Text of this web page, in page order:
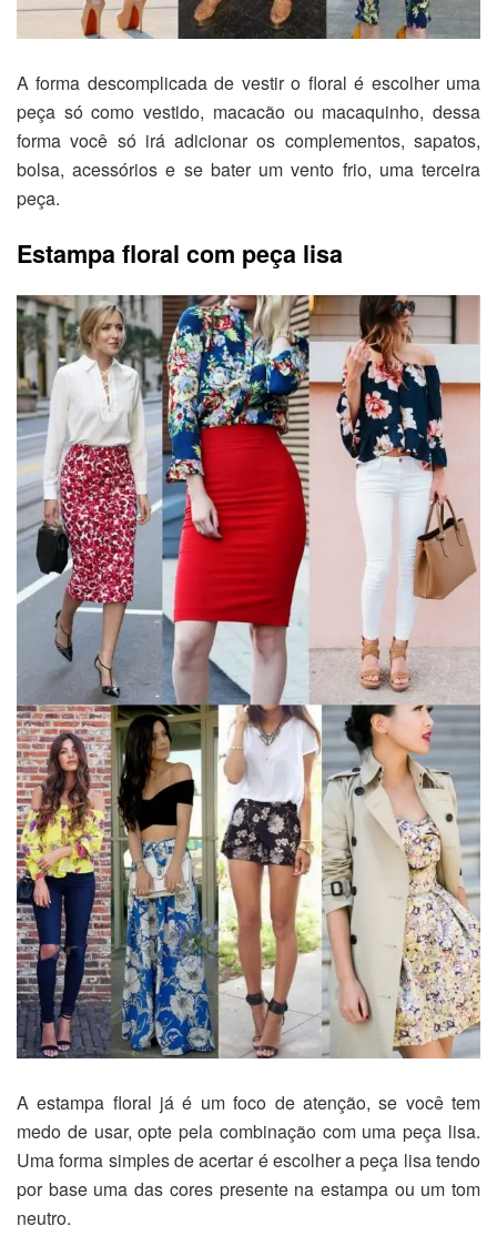
A forma descomplicada de vestir o floral é escolher uma
peça só como vestido, macacão ou macaquinho, dessa
forma você só irá adicionar os complementos, sapatos,
bolsa, acessórios e se bater um vento frio, uma terceira
peça.
Estampa floral com peça lisa
A estampa floral já é um foco de atenção, se você tem
medo de usar, opte pela combinação com uma peça lisa.
Uma forma simples de acertar é escolher a peça lisa tendo
por base uma das cores presente na estampa ou um tom
neutro.